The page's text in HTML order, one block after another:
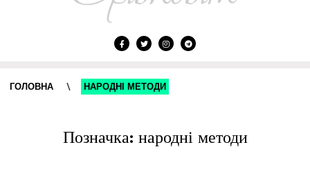
ГОЛОВНА \ НАРОДНІ МЕТОДИ
Позначка: народні методи